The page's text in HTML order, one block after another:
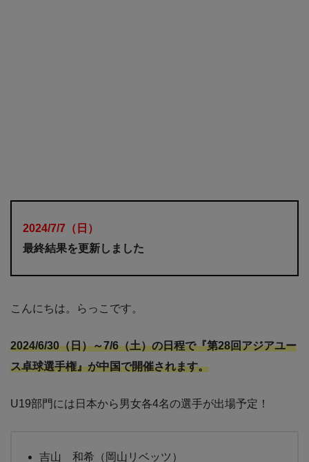
2024/7/7（日）
最終結果を更新しました
こんにちは。らっこです。
2024/6/30（日）～7/6（土）の日程で『第28回アジアユー
ス卓球選手権』が中国で開催されます。
U19部門には日本から男女各4名の選手が出場予定！
吉山 和希（岡山リベッツ）